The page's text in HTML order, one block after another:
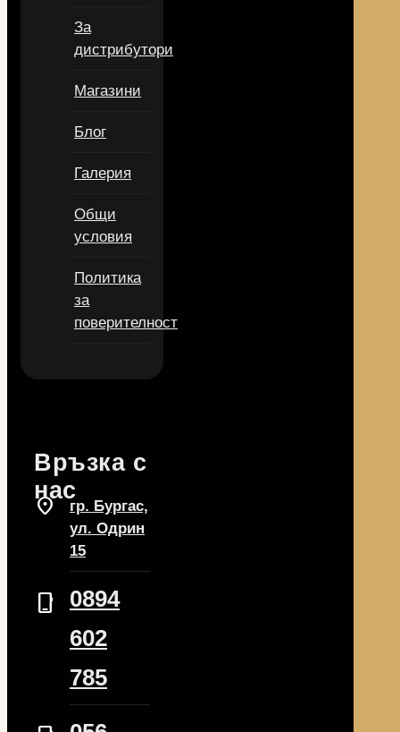
За
дистрибутори
Магазини
Блог
Галерия
Общи
условия
Политика
за
поверителност
Връзка с
нас
location_on
гр. Бургас,
ул. Одрин
15
phone_iphone
0894
602
785